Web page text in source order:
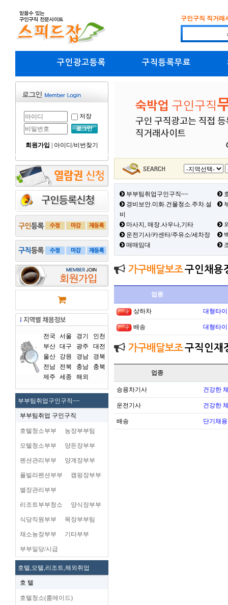
구인구직 직거래
구인광고등록 구직등록무료
저장
회원가입 아이디/비번찾기
전국 서울 경기
인천
부산 대구 광주
대전
울산
강원 경남
경북
전남
전북 충남
충북
제주
세종 해외
부부팀취업구인구직~~
부부팀취업 구인구직
호텔청소부부 농장부부팀
모텔청소부부 양돈장부부
펜션관리부부 양계장부부
플빌라펜션부부 캠핑장부부
별장관리부부
리조트부부청소 양식장부부
식당직원부부 목장부부팀
채소농장부부 기타부부
부부일당/시급
호텔,모텔,리조트,해외취업
호 텔
호텔청소(룸메이드)
부부팀취업구인구직~~
경비보안.미화.건물청소.주차.설
비
마사지, 매장.사우나,기타
운전기사/카센타/주유소/세차장
매매임대
가구배달보조구인채용
업종
상하차 대형타
배송 대형타
가구배달보조구직인재
업종
승용차기사 건강한
운전기사 건강한
배송 단기채